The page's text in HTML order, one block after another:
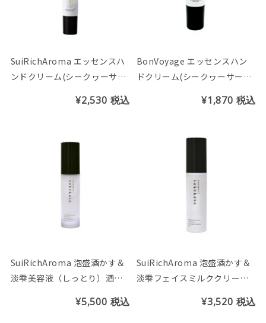
SuiRichAroma エッセンスハ
ンドクリーム(シークヮーサー
¥2,530 税込
BonVoyage エッセンスハン
ドクリーム(シークヮーサーの
¥1,870 税込
SuiRichAroma 泡盛酒かす＆
淡雫美容液（しっとり）酒か
¥5,500 税込
SuiRichAroma 泡盛酒かす＆
淡雫フェイスミルククリーム
¥3,520 税込